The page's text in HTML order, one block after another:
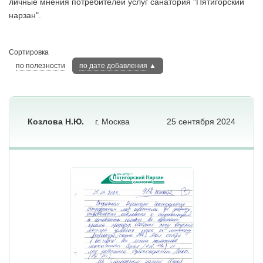
нарзан".
Сортировка
по полезности
по дате добавления ▲
25 сентября 2024
Козлова Н.Ю. г. Москва